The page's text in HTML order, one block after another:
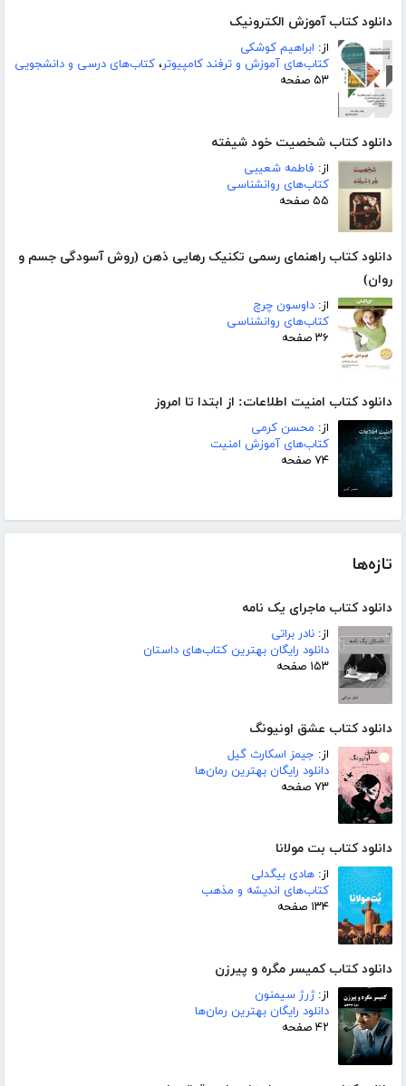
دانلود کتاب آموزش الکترونیک
از: ابراهیم کوشکی
کتاب‌های آموزش و ترفند کامپیوتر، کتاب‌های درسی و دانشجویی
۵۳ صفحه
دانلود کتاب شخصیت خود شیفته
از: فاطمه شعیبی
کتاب‌های روانشناسی
۵۵ صفحه
دانلود کتاب راهنمای رسمی تکنیک رهایی ذهن (روش آسودگی جسم و
روان)
از: داوسون چرچ
کتاب‌های روانشناسی
۳۶ صفحه
دانلود کتاب امنیت اطلاعات: از ابتدا تا امروز
از: محسن کرمی
کتاب‌های آموزش امنیت
۷۴ صفحه
تازه‌ها
دانلود کتاب ماجرای یک نامه
از: نادر براتی
دانلود رایگان بهترین کتاب‌های داستان
۱۵۳ صفحه
دانلود کتاب عشق اونیونگ
از: جیمز اسکارث گیل
دانلود رایگان بهترین رمان‌ها
۷۳ صفحه
دانلود کتاب بت مولانا
از: هادی بیگدلی
کتاب‌های اندیشه و مذهب
۱۳۴ صفحه
دانلود کتاب کمیسر مگره و پیرزن
از:ژرژ سیمنون
دانلود رایگان بهترین رمان‌ها
۴۲ صفحه